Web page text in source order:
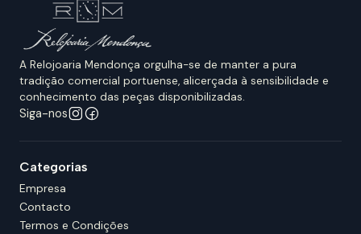
A Relojoaria Mendonça orgulha-se de manter a pura
tradição comercial portuense, alicerçada à sensibilidade e
conhecimento das peças disponibilizadas.
Siga-nos
Categorias
Empresa
Contacto
Termos e Condições